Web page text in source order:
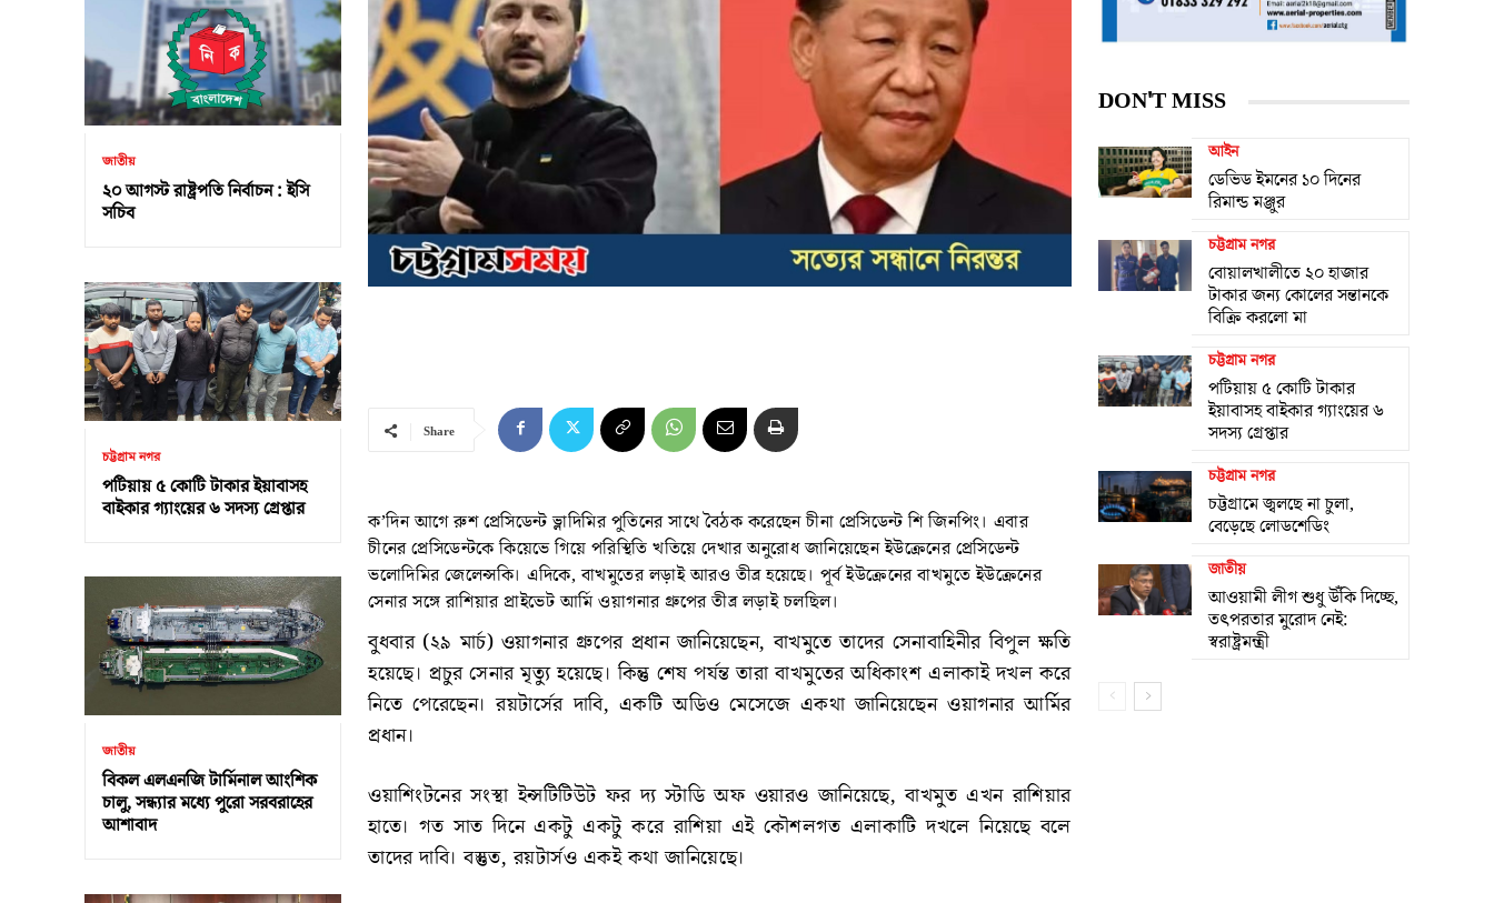
জাতীয়
২০ আগস্ট রাষ্ট্রপতি নির্বাচন : ইসি
সচিব
চট্টগ্রাম নগর
পটিয়ায় ৫ কোটি টাকার ইয়াবাসহ
বাইকার গ্যাংয়ের ৬ সদস্য গ্রেপ্তার
জাতীয়
বিকল এলএনজি টার্মিনাল আংশিক
চালু, সন্ধ্যার মধ্যে পুরো সরবরাহের
আশাবাদ
Share
ক’দিন আগে রুশ প্রেসিডেন্ট ভ্লাদিমির পুতিনের সাথে বৈঠক করেছেন চীনা প্রেসিডেন্ট শি জিনপিং। এবার
চীনের প্রেসিডেন্টকে কিয়েভে গিয়ে পরিস্থিতি খতিয়ে দেখার অনুরোধ জানিয়েছেন ইউক্রেনের প্রেসিডেন্ট
ভলোদিমির জেলেন্সকি। এদিকে, বাখমুতের লড়াই আরও তীব্র হয়েছে। পূর্ব ইউক্রেনের বাখমুতে ইউক্রেনের
সেনার সঙ্গে রাশিয়ার প্রাইভেট আর্মি ওয়াগনার গ্রুপের তীব্র লড়াই চলছিল।
বুধবার (২৯ মার্চ) ওয়াগনার গ্রুপের প্রধান জানিয়েছেন, বাখমুতে তাদের সেনাবাহিনীর বিপুল ক্ষতি
হয়েছে। প্রচুর সেনার মৃত্যু হয়েছে। কিন্তু শেষ পর্যন্ত তারা বাখমুতের অধিকাংশ এলাকাই দখল করে
নিতে পেরেছেন। রয়টার্সের দাবি, একটি অডিও মেসেজে একথা জানিয়েছেন ওয়াগনার আর্মির
প্রধান।
ওয়াশিংটনের সংস্থা ইন্সটিটিউট ফর দ্য স্টাডি অফ ওয়ারও জানিয়েছে, বাখমুত এখন রাশিয়ার
হাতে। গত সাত দিনে একটু একটু করে রাশিয়া এই কৌশলগত এলাকাটি দখলে নিয়েছে বলে
তাদের দাবি। বস্তুত, রয়টার্সও একই কথা জানিয়েছে।
DON'T MISS
আইন
ডেভিড ইমনের ১০ দিনের
রিমান্ড মঞ্জুর
চট্টগ্রাম নগর
বোয়ালখালীতে ২০ হাজার
টাকার জন্য কোলের সন্তানকে
বিক্রি করলো মা
চট্টগ্রাম নগর
পটিয়ায় ৫ কোটি টাকার
ইয়াবাসহ বাইকার গ্যাংয়ের ৬
সদস্য গ্রেপ্তার
চট্টগ্রাম নগর
চট্টগ্রামে জ্বলছে না চুলা,
বেড়েছে লোডশেডিং
জাতীয়
আওয়ামী লীগ শুধু উঁকি দিচ্ছে,
তৎপরতার মুরোদ নেই:
স্বরাষ্ট্রমন্ত্রী